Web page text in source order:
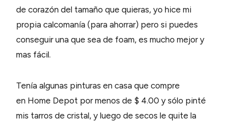
de corazón del tamaño que quieras, yo hice mi
propia calcomanía (para ahorrar) pero si puedes
conseguir una que sea de foam, es mucho mejor y
mas fácil.
Tenía algunas pinturas en casa que compre
en Home Depot por menos de $ 4.00 y sólo pinté
mis tarros de cristal, y luego de secos le quite la